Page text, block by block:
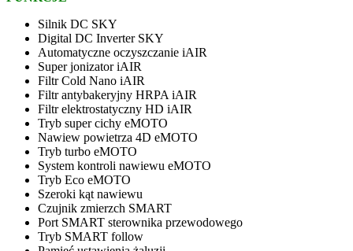
Silnik DC SKY
Digital DC Inverter SKY
Automatyczne oczyszczanie iAIR
Super jonizator iAIR
Filtr Cold Nano iAIR
Filtr antybakeryjny HRPA iAIR
Filtr elektrostatyczny HD iAIR
Tryb super cichy eMOTO
Nawiew powietrza 4D eMOTO
Tryb turbo eMOTO
System kontroli nawiewu eMOTO
Tryb Eco eMOTO
Szeroki kąt nawiewu
Czujnik zmierzch SMART
Port SMART sterownika przewodowego
Tryb SMART follow